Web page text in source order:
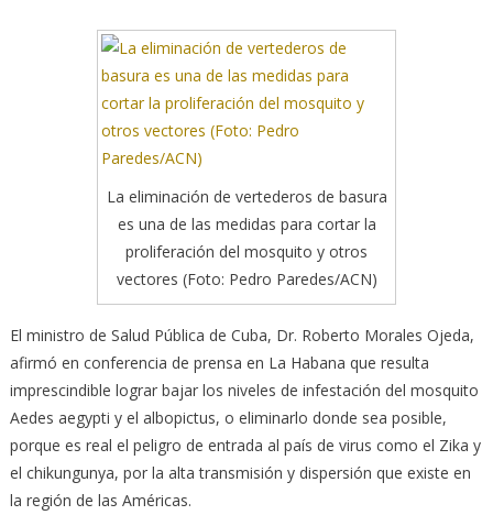
La eliminación de vertederos de basura
es una de las medidas para cortar la
proliferación del mosquito y otros
vectores (Foto: Pedro Paredes/ACN)
El ministro de Salud Pública de Cuba, Dr. Roberto Morales Ojeda,
afirmó en conferencia de prensa en La Habana que resulta
imprescindible lograr bajar los niveles de infestación del mosquito
Aedes aegypti y el albopictus, o eliminarlo donde sea posible,
porque es real el peligro de entrada al país de virus como el Zika y
el chikungunya, por la alta transmisión y dispersión que existe en
la región de las Américas.